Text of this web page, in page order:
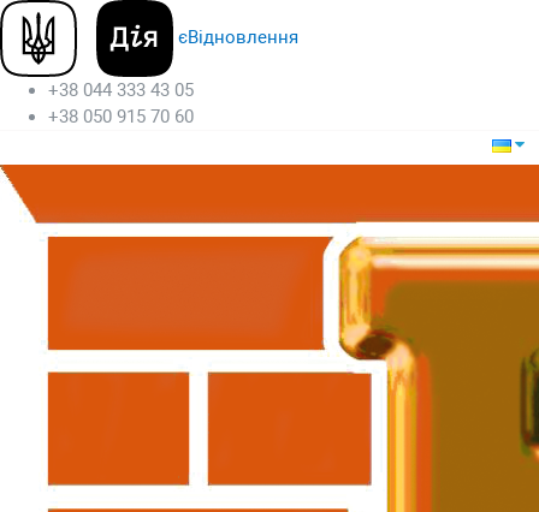
єВідновлення
+38 044 333 43 05
+38 050 915 70 60